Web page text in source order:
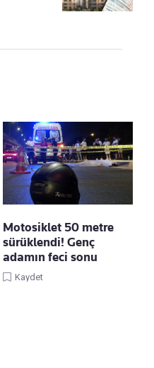
Motosiklet 50 metre
sürüklendi! Genç
adamın feci sonu
Kaydet